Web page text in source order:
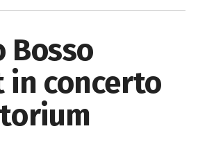
Bosso
in concerto